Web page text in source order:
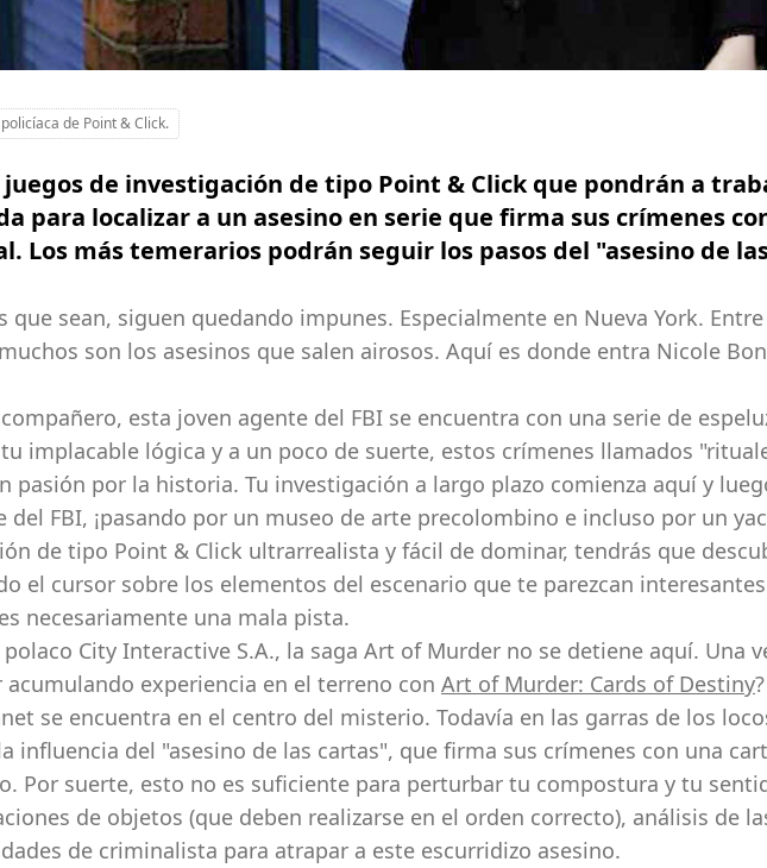
de Point & Click.
juegos de investigación de tipo Point & Click que pondrán a
para localizar a un asesino en serie que firma sus crímenes
Los más temerarios podrán seguir los pasos del "asesino de
sean, siguen quedando impunes. Especialmente en Nueva York.
son los asesinos que salen airosos. Aquí es donde entra Nicole
esta joven agente del FBI se encuentra con una serie de
implacable lógica y a un poco de suerte, estos crímenes llamados
pasión por la historia. Tu investigación a largo plazo comienza aquí y
del FBI, ¡pasando por un museo de arte precolombino e incluso por un
de tipo Point & Click ultrarrealista y fácil de dominar, tendrás que
el cursor sobre los elementos del escenario que te parezcan
necesariamente una mala pista.
City Interactive S.A., la saga Art of Murder no se detiene aquí. Una
experiencia en el terreno con Art of Murder: Cards of Destiny?
se encuentra en el centro del misterio. Todavía en las garras de los
influencia del "asesino de las cartas", que firma sus crímenes con una
Por suerte, esto no es suficiente para perturbar tu compostura y tu
de objetos (que deben realizarse en el orden correcto), análisis de
de criminalista para atrapar a este escurridizo asesino.